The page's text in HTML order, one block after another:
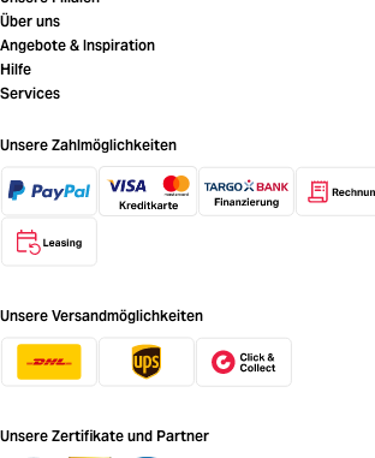
Über uns
Angebote & Inspiration
Hilfe
Services
Unsere Zahlmöglichkeiten
Unsere Versandmöglichkeiten
Unsere Zertifikate und Partner